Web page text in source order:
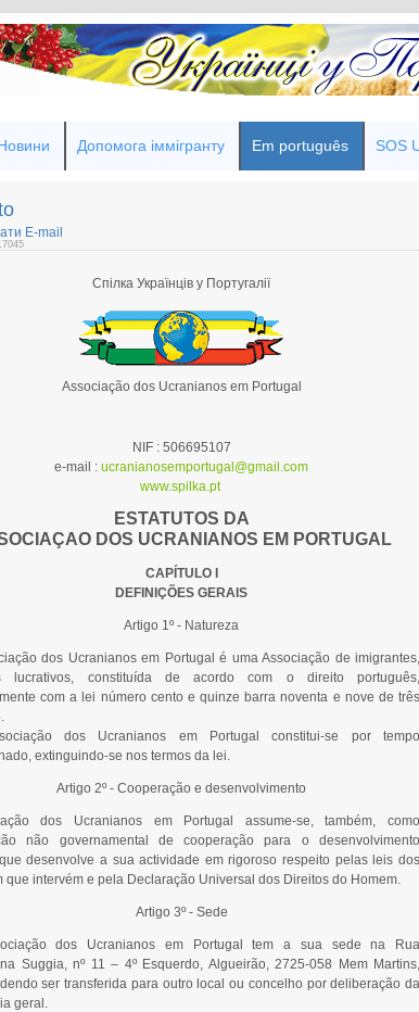
Допомога іммігранту Em português SOS
E-mail
Спілка Українців у Португалії
Associação dos Ucranianos em Portugal
NIF : 506695107
e-mail : ucranianosemportugal@gmail.com
www.spilka.pt
ESTATUTOS DA
DOS UCRANIANOS EM PORTUGAL
CAPÍTULO I
DEFINIÇÕES GERAIS
Artigo 1º - Natureza
dos Ucranianos em Portugal é uma Associação de imigrantes,
lucrativos, constituída de acordo com o direito português,
com a lei número cento e quinze barra noventa e nove de três
dos Ucranianos em Portugal constitui-se por tempo
extinguindo-se nos termos da lei.
Artigo 2º - Cooperação e desenvolvimento
dos Ucranianos em Portugal assume-se, também, como
não governamental de cooperação para o desenvolvimento
desenvolve a sua actividade em rigoroso respeito pelas leis dos
que intervém e pela Declaração Universal dos Direitos do Homem.
Artigo 3º - Sede
dos Ucranianos em Portugal tem a sua sede na Rua
Suggia, nº 11 – 4º Esquerdo, Algueirão, 2725-058 Mem Martins,
ser transferida para outro local ou concelho por deliberação da
geral.